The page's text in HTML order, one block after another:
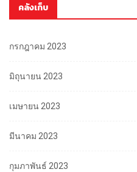
คลังเก็บ
กรกฎาคม 2023
มิถุนายน 2023
เมษายน 2023
มีนาคม 2023
กุมภาพันธ์ 2023